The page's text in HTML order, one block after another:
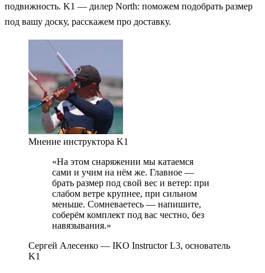
подвижность. K1 — дилер North: поможем подобрать размер
под вашу доску, расскажем про доставку.
Мнение инструктора K1
«На этом снаряжении мы катаемся
сами и учим на нём же. Главное —
брать размер под свой вес и ветер: при
слабом ветре крупнее, при сильном
меньше. Сомневаетесь — напишите,
соберём комплект под вас честно, без
навязывания.»
Сергей Алесенко — IKO Instructor L3, основатель
K1